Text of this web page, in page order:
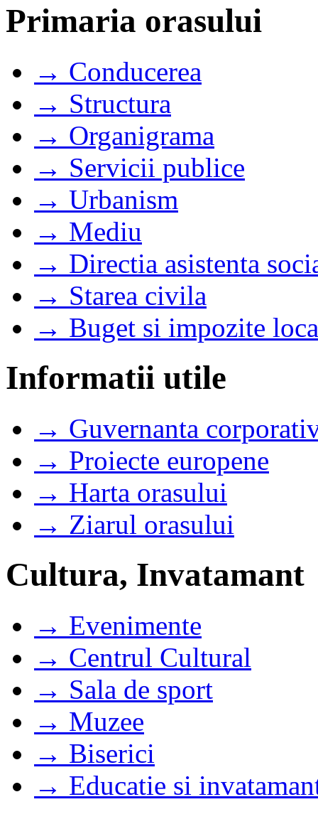
Primaria orasului
→ Conducerea
→ Structura
→ Organigrama
→ Servicii publice
→ Urbanism
→ Mediu
→ Directia asistenta
→ Starea civila
→ Buget si impozite
Informatii utile
→ Guvernanta
→ Proiecte europene
→ Harta orasului
→ Ziarul orasului
Cultura, Invatamant
→ Evenimente
→ Centrul Cultural
→ Sala de sport
→ Muzee
→ Biserici
→ Educatie si